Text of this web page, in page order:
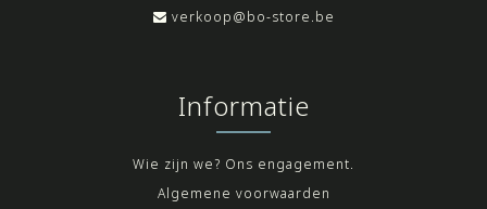
verkoop@bo-store.be
Informatie
Wie zijn we? Ons engagement.
Algemene voorwaarden